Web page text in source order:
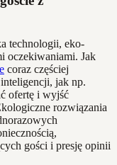
technologii, eko-
oczekiwaniami. Jak
coraz częściej
jak np.
ofertę i wyjść
rozwiązania
gości i presję opinii